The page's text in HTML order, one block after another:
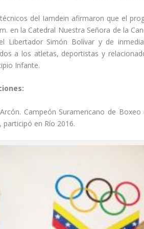
del Iamdein afirmaron que el
en la Catedral Nuestra Señora de la
Libertador Simón Bolívar y de
a los atletas, deportistas y
Infante.
Campeón Suramericano de
en Río 2016.